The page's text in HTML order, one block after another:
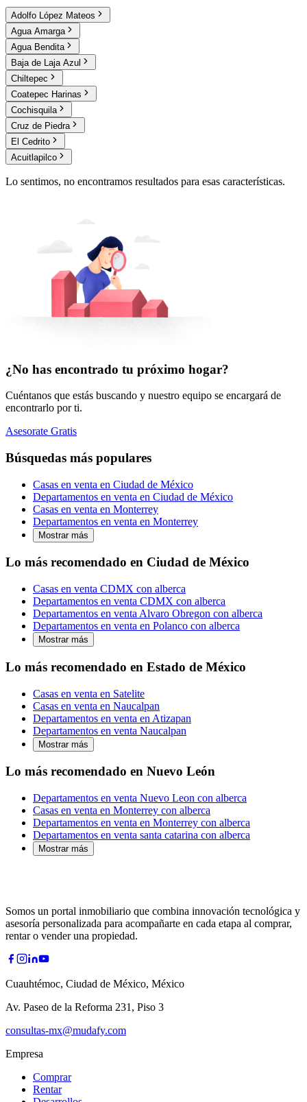
Adolfo López Mateos
Agua Amarga
Agua Bendita
Baja de Laja Azul
Chiltepec
Coatepec Harinas
Cochisquila
Cruz de Piedra
El Cedrito
Acuitlapilco
Lo sentimos, no encontramos resultados para esas características.
¿No has encontrado tu próximo hogar?
Cuéntanos que estás buscando y nuestro equipo se encargará de
encontrarlo por ti.
Asesorate Gratis
Búsquedas más populares
Casas en venta en Ciudad de México
Departamentos en venta en Ciudad de México
Casas en venta en Monterrey
Departamentos en venta en Monterrey
Mostrar más
Lo más recomendado en Ciudad de México
Casas en venta CDMX con alberca
Departamentos en venta CDMX con alberca
Departamentos en venta Alvaro Obregon con alberca
Departamentos en venta en Polanco con alberca
Mostrar más
Lo más recomendado en Estado de México
Casas en venta en Satelite
Casas en venta en Naucalpan
Departamentos en venta en Atizapan
Departamentos en venta Naucalpan
Mostrar más
Lo más recomendado en Nuevo León
Departamentos en venta Nuevo Leon con alberca
Casas en venta en Monterrey con alberca
Departamentos en venta en Monterrey con alberca
Departamentos en venta santa catarina con alberca
Mostrar más
Somos un portal inmobiliario que combina innovación tecnológica y
asesoría personalizada para acompañarte en cada etapa al comprar,
rentar o vender una propiedad.
Cuauhtémoc, Ciudad de México, México
Av. Paseo de la Reforma 231, Piso 3
consultas-mx@mudafy.com
Empresa
Comprar
Rentar